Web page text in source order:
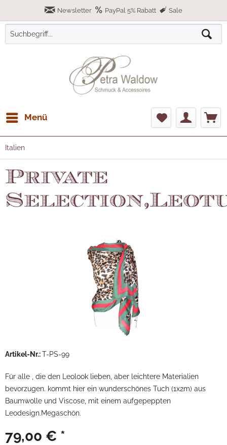
Newsletter PayPal 5% Rabatt Sale
Menü
Italien
Private
Artikel-Nr.:T-PS-99
Für alle , die den Leolook lieben, aber leichtere Materialien
bevorzugen. kommt hier ein wunderschönes Tuch (1x2m) aus
Baumwolle und Viscose, mit einem aufgepeppten
Leodesign.Megaschön.
79,00 € *